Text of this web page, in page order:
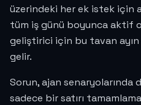
üzerindeki her ek istek için
tüm iş günü boyunca aktif
geliştirici için bu tavan
gelir.
Sorun, ajan senaryolarında
sadece bir satırı